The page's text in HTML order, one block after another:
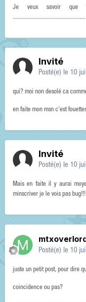
Je veux savoir que
Invité
Posté(e) le 10
qui? moi non desolé ca
en faite mon msn c'est
Invité
Posté(e) le 10
Mais en faite il y aurai
minscriver je le vois pas bug!!!
Posté(e) le 10
juste un petit post, pour dire
coincidence ou pas?